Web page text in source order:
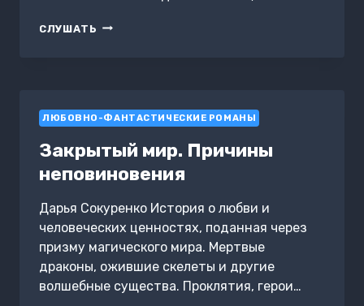
СЛУШАТЬ ДЫХАНИЕ
ЛЮБОВНО-ФАНТАСТИЧЕСКИЕ РОМАНЫ
Закрытый мир. Причины
неповиновения
Дарья Сокуренко История о любви и
человеческих ценностях, поданная через
призму магического мира. Мертвые
драконы, ожившие скелеты и другие
волшебные существа. Проклятия, герои…